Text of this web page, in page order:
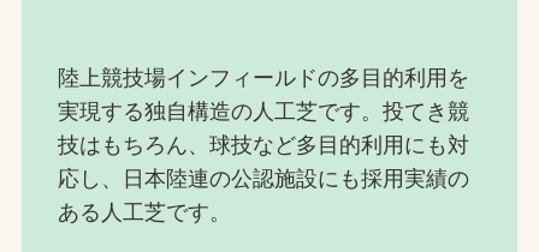
陸上競技場インフィールドの多目的利用を
実現する独自構造の人工芝です。投てき競
技はもちろん、球技など多目的利用にも対
応し、日本陸連の公認施設にも採用実績の
ある人工芝です。